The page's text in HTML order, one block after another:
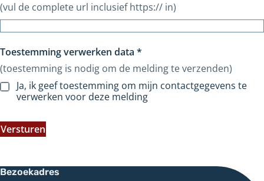
(vul de complete url inclusief https:// in)
Toestemming verwerken data *
(toestemming is nodig om de melding te verzenden)
Ja, ik geef toestemming om mijn contactgegevens te
verwerken voor deze melding
Versturen
Bezoekadres